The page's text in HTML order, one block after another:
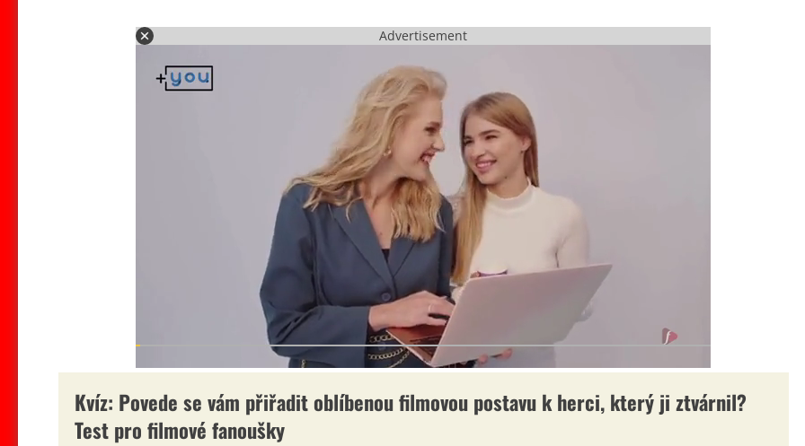
Advertisement
Kvíz: Povede se vám přiřadit oblíbenou filmovou postavu k herci, který ji ztvárnil?
Test pro filmové fanoušky